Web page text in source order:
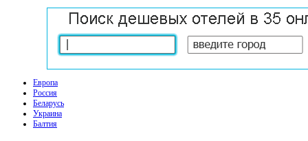
Европа
Россия
Беларусь
Украина
Балтия